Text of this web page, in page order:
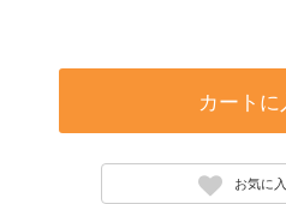
カートに
お気に